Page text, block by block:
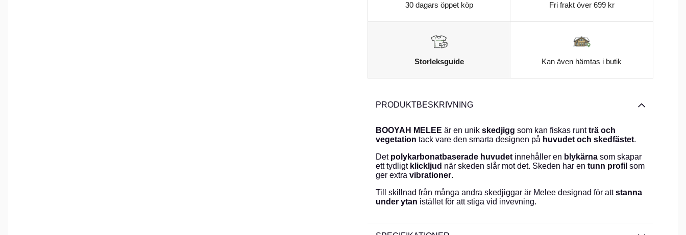
30 dagars öppet köp Fri frakt över 699 kr
Storleksguide Kan även hämtas i butik
PRODUKTBESKRIVNING
BOOYAH MELEE är en unik skedjigg som kan fiskas runtträ och
vegetation tack vare den smarta designen på huvudet och skedfästet.
Det polykarbonatbaserade huvudet innehåller en blykärna som skapar
ett tydligt klickljud när skeden slår mot det. Skeden har en tunn profil som
ger extra vibrationer.
Till skillnad från många andra skedjiggar är Melee designad för attstanna
under ytan istället för att stiga vid invevning.